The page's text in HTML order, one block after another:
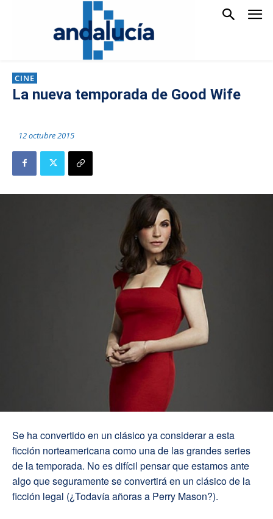
CINE
La nueva temporada de Good Wife
12 octubre 2015
Se ha convertido en un clásico ya considerar a esta
ficción norteamericana como una de las grandes series
de la temporada. No es difícil pensar que estamos ante
algo que seguramente se convertirá en un clásico de la
ficción legal (¿Todavía añoras a Perry Mason?).